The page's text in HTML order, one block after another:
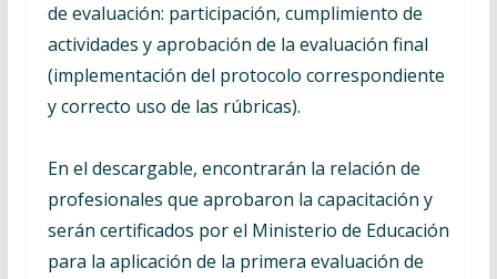
de evaluación: participación, cumplimiento de
actividades y aprobación de la evaluación final
(implementación del protocolo correspondiente
y correcto uso de las rúbricas).
En el descargable, encontrarán la relación de
profesionales que aprobaron la capacitación y
serán certificados por el Ministerio de Educación
para la aplicación de la primera evaluación de